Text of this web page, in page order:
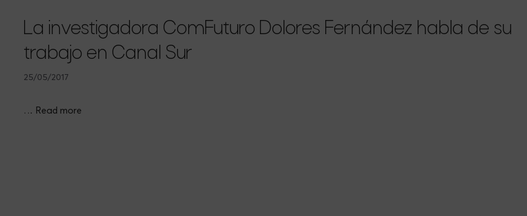
La investigadora ComFuturo Dolores Fernández habla de su
trabajo en Canal Sur
25/05/2017
… Read more